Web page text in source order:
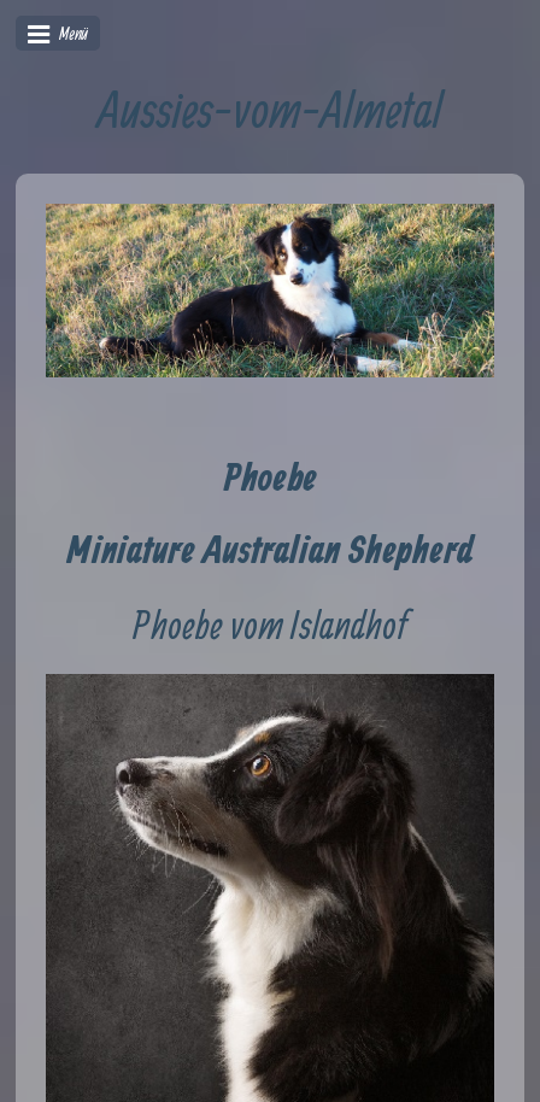
Menü
Aussies-vom-Almetal
Phoebe
Miniature Australian Shepherd
Phoebe vom Islandhof